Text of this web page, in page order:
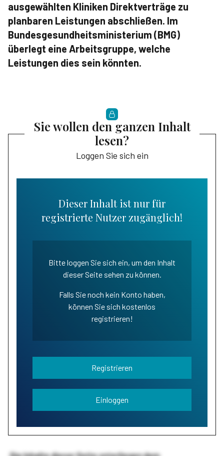
ausgewählten Kliniken Direktverträge zu
planbaren Leistungen abschließen. Im
Bundesgesundheitsministerium (BMG)
überlegt eine Arbeitsgruppe, welche
Leistungen dies sein könnten.
Sie wollen den ganzen Inhalt
lesen?
Loggen Sie sich ein
Dieser Inhalt ist nur für
registrierte Nutzer zugänglich!
Bitte loggen Sie sich ein, um den Inhalt
dieser Seite sehen zu können.
Falls Sie noch kein Konto haben,
können Sie sich kostenlos
registrieren!
Registrieren
Einloggen